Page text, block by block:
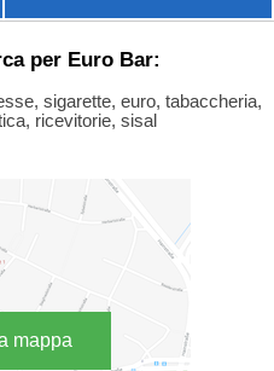
per Euro Bar:
sigarette, euro, tabaccheria,
ricevitorie, sisal
mappa